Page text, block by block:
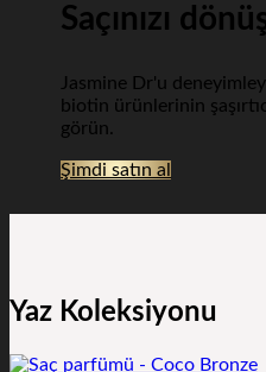
Saçınızı
Jasmine Dr'u
biotin ürünlerinin
görün.
Şimdi satın al
Yaz Koleksiyonu